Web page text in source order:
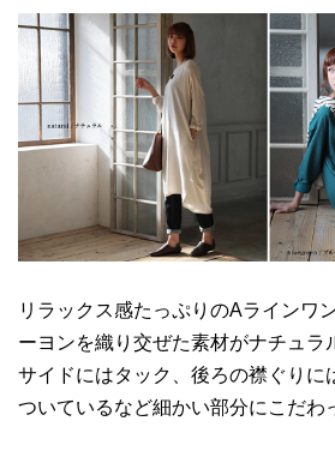
リラックス感たっぷりのAラインワ
ーヨンを織り交ぜた素材がナチュラ
サイドにはタック、後ろの襟ぐりに
ついているなど細かい部分にこだわ